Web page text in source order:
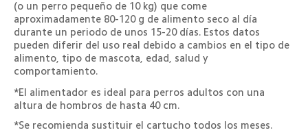
(o un perro pequeño de 10 kg) que come
aproximadamente 80-120 g de alimento seco al día
durante un periodo de unos 15-20 días. Estos datos
pueden diferir del uso real debido a cambios en el tipo de
alimento, tipo de mascota, edad, salud y
comportamiento.
*El alimentador es ideal para perros adultos con una
altura de hombros de hasta 40 cm.
*Se recomienda sustituir el cartucho todos los meses.